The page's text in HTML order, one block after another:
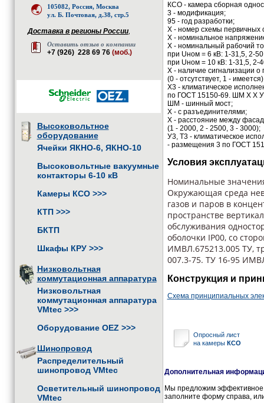
105082, Россия, Москва
ул. Б. Почтовая, д.38, стр.5
Доставка в регионы России,
Оставить отзыв о компании
+7 (926) 228 69 76 (моб.)
Высоковольтное
оборудование
Ячейки ЯКНО-6, ЯКНО-10
Высоковольтные вакуумные
контакторы 6-10 кВ
Камеры КСО >>>
КТП >>>
БКТП
Шкафы КРУ >>>
Низковольтная
коммутационная аппаратура
Низковольтная
коммутационная аппаратура
VMtec >>>
Оборудование OEZ >>>
Шинопровод
Распределительный
шинопровод VMtec
Осветительный шинопровод
VMtec
КСО - камера сборная
3 - модификация;
95 - год разработки;
Х - номер схемы первичных
Х - номинальное
Х - номинальный рабочий
при Uном = 6 кВ: 1-31,5, 2-
при Uном = 10 кВ: 1-31,5, 2-
Х - наличие сигнализации
(0 - отсутствует, 1 -
Х3 - климатическое
по ГОСТ 15150-69. ШМ Х Х
ШМ - шинный мост;
Х - с разъединителями;
Х - расстояние между
(1 - 2000, 2 - 2500, 3 - 3000);
У3, Т3 - климатическое
- размещения 3 по ГОСТ
Условия
Номинальные
Окружающая среда
газов и паров в
пространстве
обслуживания
оболочки IР00, со
ИМВЛ.675213.005 ТУ,
007.3-75. ТУ 16-95
Конструкция и
Схема принципиальных
Опросный лист
на камеры КСО
Дополнительная
Мы предложим эффективное
заполните форму справа,